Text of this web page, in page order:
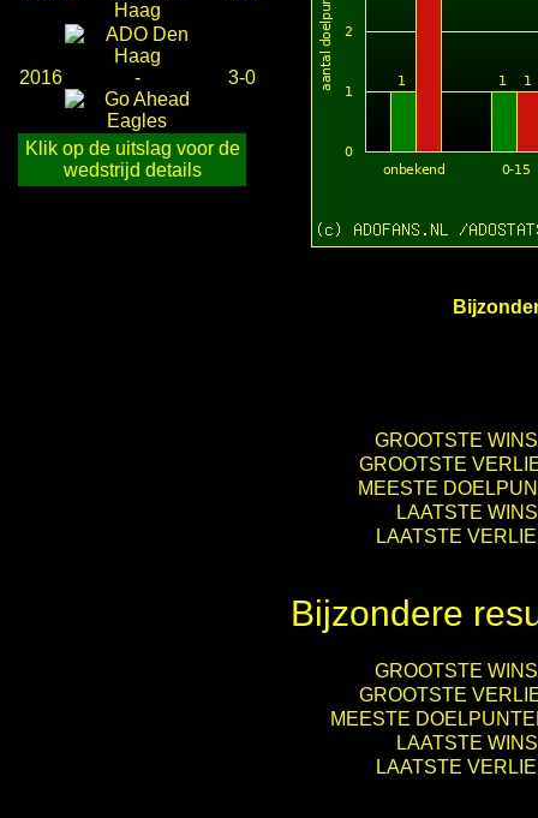
2016 - 3-0
Klik op de uitslag voor de
wedstrijd details
GROOTSTE
GROOTSTE
MEESTE
LAATSTE
LAATSTE
Bijzondere
GROOTSTE
GROOTSTE
MEESTE
LAATSTE
LAATSTE